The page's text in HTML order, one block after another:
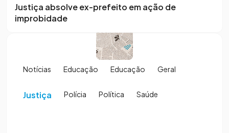
Justiça absolve ex-prefeito em ação de
improbidade
Notícias Educação Educação Geral
Justiça Polícia Política Saúde